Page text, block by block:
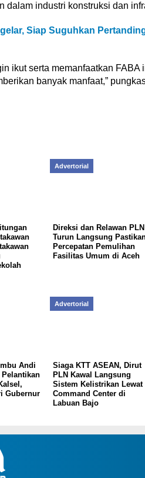
industri konstruksi dan
Siap Suguhkan
ikut serta memanfaatkan FABA
banyak manfaat,”
Advertorial
Direksi dan Relawan PLN
Turun Langsung
Percepatan Pemulihan
Fasilitas Umum di Aceh
Andi
Gubernur
Advertorial
Siaga KTT ASEAN, Dirut
PLN Kawal Langsung
Sistem Kelistrikan Lewat
Command Center di
Labuan Bajo